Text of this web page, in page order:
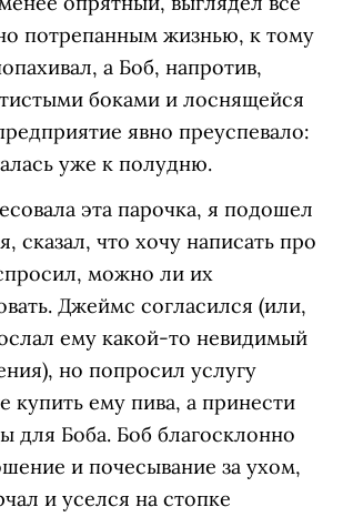
потрепанным жизнью, к тому
а Боб, напротив,
боками и лоснящейся
явно преуспевало:
уже к полудню.
эта парочка, я подошел
сказал, что хочу написать про
можно ли их
Джеймс согласился (или,
ему какой-то невидимый
но попросил услугу
купить ему пива, а принести
для Боба. Боб благосклонно
и почесывание за ухом,
и уселся на стопке